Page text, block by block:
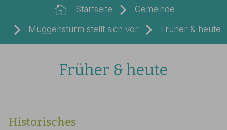
Startseite
Gemeinde
Muggensturm stellt sich vor
Früher & heute
Früher & heute
Historisches